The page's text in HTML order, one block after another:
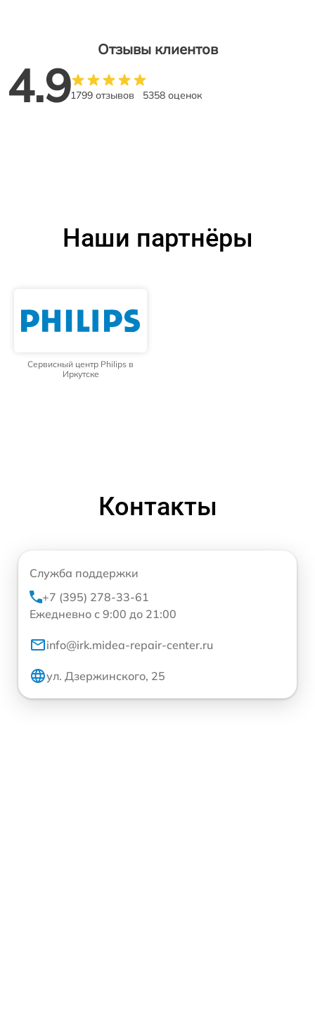
Отзывы клиентов
4.91799 отзывов 5358 оценок
Наши партнёры
Сервисный центр Philips в
Иркутске
Контакты
Служба поддержки
+7 (395) 278-33-61
Ежедневно с 9:00 до 21:00
info@irk.midea-repair-center.ru
ул. Дзержинского, 25